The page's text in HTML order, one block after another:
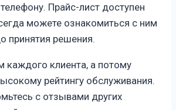
Прайс-лист доступен
можете ознакомиться с ним
принятия решения.
каждого клиента, а потому
рейтингу обслуживания.
с отзывами других